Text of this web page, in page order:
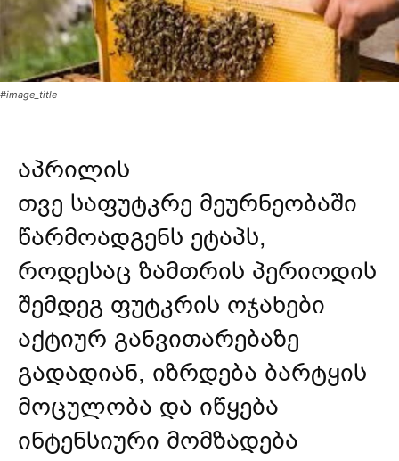
#image_title
აპრილის
თვე საფუტკრე მეურნეობაში
წარმოადგენს ეტაპს,
როდესაც ზამთრის პერიოდის
შემდეგ ფუტკრის ოჯახები
აქტიურ განვითარებაზე
გადადიან, იზრდება ბარტყის
მოცულობა და იწყება
ინტენსიური მომზადება